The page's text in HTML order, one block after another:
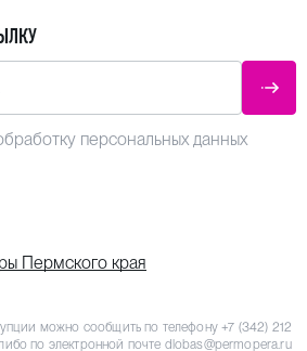
персональных данных
Пермского края
можно сообщить по телефону+7 (342) 212
по электронной почте dlobas@permopera.ru